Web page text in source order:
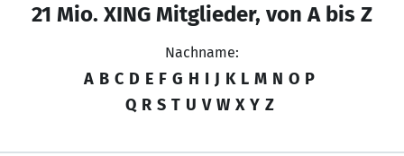
21 Mio. XING Mitglieder, von A bis Z
Nachname:
A B C D E F G H I J K L M N O P
Q R S T U V W X Y Z